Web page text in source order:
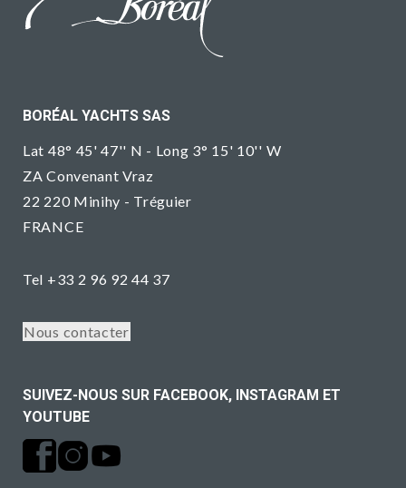
BORÉAL YACHTS SAS
Lat 48° 45' 47'' N - Long 3° 15' 10'' W
ZA Convenant Vraz
22 220 Minihy - Tréguier
FRANCE
Tel +33 2 96 92 44 37
Nous contacter
SUIVEZ-NOUS SUR FACEBOOK, INSTAGRAM ET
YOUTUBE